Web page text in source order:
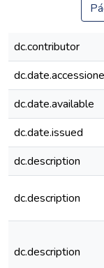
dc.contributor
dc.date.available
dc.date.issued
dc.description
dc.description
dc.description